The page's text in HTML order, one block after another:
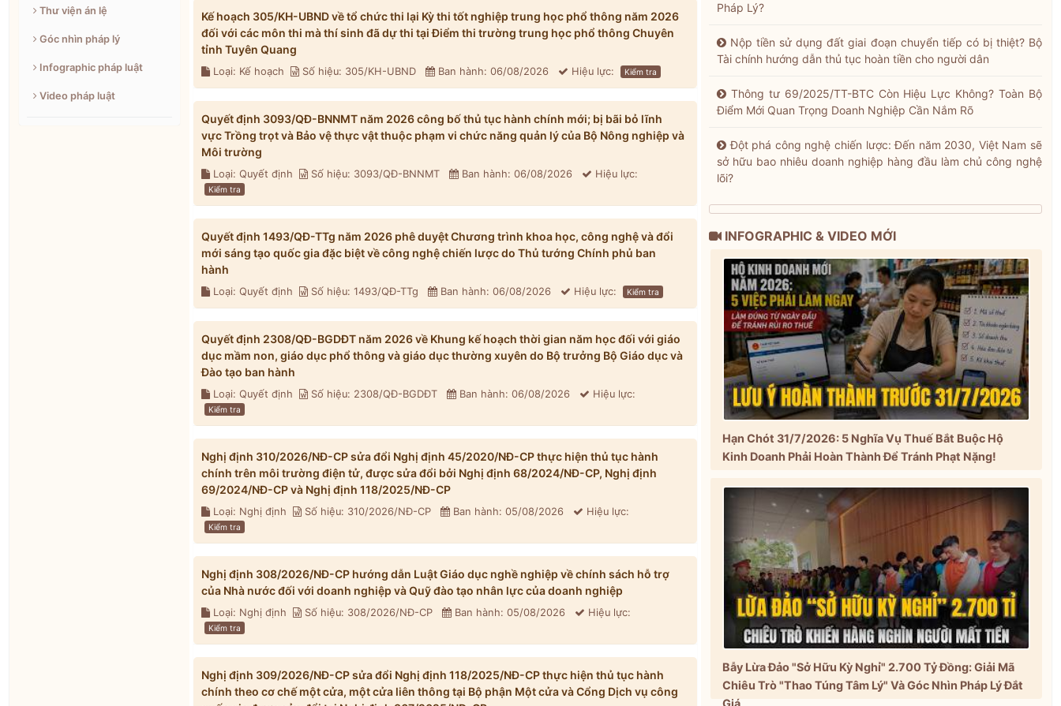
Thư viện án lệ
Góc nhìn pháp lý
Infographic pháp luật
Video pháp luật
Kế hoạch 305/KH-UBND về tổ chức thi lại Kỳ thi tốt nghiệp trung học phổ thông năm 2026
đối với các môn thi mà thí sinh đã dự thi tại Điểm thi trường trung học phổ thông Chuyên
tỉnh Tuyên Quang
Loại: Kế hoạch Số hiệu: 305/KH-UBND Ban hành: 06/08/2026 Hiệu lực: Kiểm tra
Quyết định 3093/QĐ-BNNMT năm 2026 công bố thủ tục hành chính mới; bị bãi bỏ lĩnh
vực Trồng trọt và Bảo vệ thực vật thuộc phạm vi chức năng quản lý của Bộ Nông nghiệp và
Môi trường
Loại: Quyết định Số hiệu: 3093/QĐ-BNNMT Ban hành: 06/08/2026 Hiệu lực:
Kiểm tra
Quyết định 1493/QĐ-TTg năm 2026 phê duyệt Chương trình khoa học, công nghệ và đổi
mới sáng tạo quốc gia đặc biệt về công nghệ chiến lược do Thủ tướng Chính phủ ban
hành
Loại: Quyết định Số hiệu: 1493/QĐ-TTg Ban hành: 06/08/2026 Hiệu lực: Kiểm tra
Quyết định 2308/QĐ-BGDĐT năm 2026 về Khung kế hoạch thời gian năm học đối với giáo
dục mầm non, giáo dục phổ thông và giáo dục thường xuyên do Bộ trưởng Bộ Giáo dục và
Đào tạo ban hành
Loại: Quyết định Số hiệu: 2308/QĐ-BGDĐT Ban hành: 06/08/2026 Hiệu lực:
Kiểm tra
Nghị định 310/2026/NĐ-CP sửa đổi Nghị định 45/2020/NĐ-CP thực hiện thủ tục hành
chính trên môi trường điện tử, được sửa đổi bởi Nghị định 68/2024/NĐ-CP, Nghị định
69/2024/NĐ-CP và Nghị định 118/2025/NĐ-CP
Loại: Nghị định Số hiệu: 310/2026/NĐ-CP Ban hành: 05/08/2026 Hiệu lực:
Kiểm tra
Nghị định 308/2026/NĐ-CP hướng dẫn Luật Giáo dục nghề nghiệp về chính sách hỗ trợ
của Nhà nước đối với doanh nghiệp và Quỹ đào tạo nhân lực của doanh nghiệp
Loại: Nghị định Số hiệu: 308/2026/NĐ-CP Ban hành: 05/08/2026 Hiệu lực:
Kiểm tra
Nghị định 309/2026/NĐ-CP sửa đổi Nghị định 118/2025/NĐ-CP thực hiện thủ tục hành
chính theo cơ chế một cửa, một cửa liên thông tại Bộ phận Một cửa và Cổng Dịch vụ công
Pháp Lý?
Nộp tiền sử dụng đất giai đoạn chuyển tiếp có bị thiệt? Bộ
Tài chính hướng dẫn thủ tục hoàn tiền cho người dân
Thông tư 69/2025/TT-BTC Còn Hiệu Lực Không? Toàn Bộ
Điểm Mới Quan Trọng Doanh Nghiệp Cần Nắm Rõ
Đột phá công nghệ chiến lược: Đến năm 2030, Việt Nam sẽ
sở hữu bao nhiêu doanh nghiệp hàng đầu làm chủ công nghệ
lõi?
INFOGRAPHIC & VIDEO MỚI
Hạn Chót 31/7/2026: 5 Nghĩa Vụ Thuế Bắt Buộc Hộ
Kinh Doanh Phải Hoàn Thành Để Tránh Phạt Nặng!
Bẫy Lừa Đảo "Sở Hữu Kỳ Nghỉ" 2.700 Tỷ Đồng: Giải Mã
Chiêu Trò "Thao Túng Tâm Lý" Và Góc Nhìn Pháp Lý Đắt